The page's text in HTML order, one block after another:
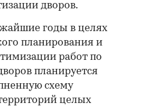
дворов.
годы в целях
планирования и
работ по
планируется
схему
целых